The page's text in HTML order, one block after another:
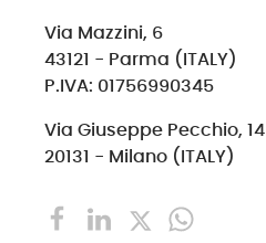
Via Mazzini, 6
43121 - Parma (ITALY)
P.IVA: 01756990345
Via Giuseppe Pecchio, 14
20131 - Milano (ITALY)